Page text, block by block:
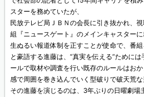
スターを務めていたが、
民放テレビ局ＪＢＮの会長に引き抜かれ、
組『ニュースゲート』のメインキャスターに
生ぬるい報道体制を正すことが使命で、番
と豪語する進藤は、“真実を伝える”ために
ールで取材や調査を行い既存のルールはお
感で周囲を巻き込んでいく型破りで破天荒な
その進藤を演じるのは、3年ぶりの日曜劇場